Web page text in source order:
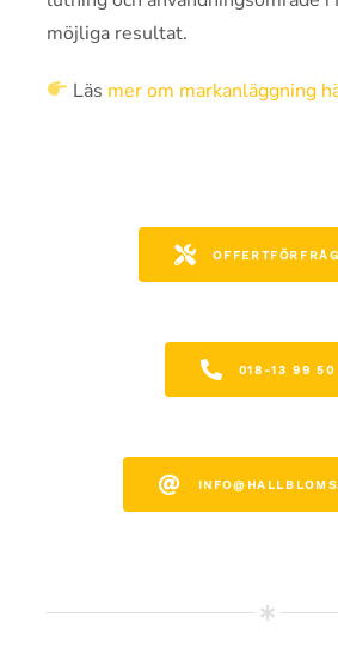
möjliga resultat.
Läs mer om markanläggning
018-13 99 50